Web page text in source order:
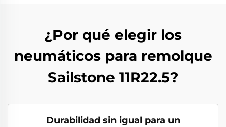
¿Por qué elegir los
neumáticos para remolque
Sailstone 11R22.5?
Durabilidad sin igual para un